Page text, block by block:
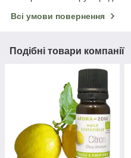
Всі умови повернення
Подібні товари компанії